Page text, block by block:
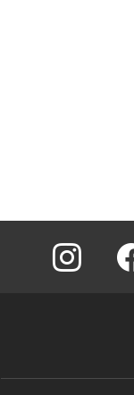
instagram